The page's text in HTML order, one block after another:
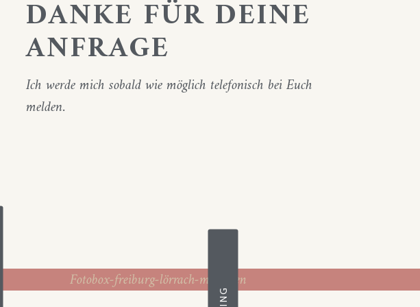
DANKE FÜR DEINE
ANFRAGE
Ich werde mich sobald wie möglich telefonisch bei Euch
melden.